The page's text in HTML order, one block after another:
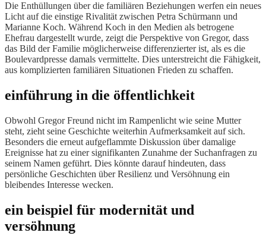
Die Enthüllungen über die familiären Beziehungen werfen ein neues
Licht auf die einstige Rivalität zwischen Petra Schürmann und
Marianne Koch. Während Koch in den Medien als betrogene
Ehefrau dargestellt wurde, zeigt die Perspektive von Gregor, dass
das Bild der Familie möglicherweise differenzierter ist, als es die
Boulevardpresse damals vermittelte. Dies unterstreicht die Fähigkeit,
aus komplizierten familiären Situationen Frieden zu schaffen.
einführung in die öffentlichkeit
Obwohl Gregor Freund nicht im Rampenlicht wie seine Mutter
steht, zieht seine Geschichte weiterhin Aufmerksamkeit auf sich.
Besonders die erneut aufgeflammte Diskussion über damalige
Ereignisse hat zu einer signifikanten Zunahme der Suchanfragen zu
seinem Namen geführt. Dies könnte darauf hindeuten, dass
persönliche Geschichten über Resilienz und Versöhnung ein
bleibendes Interesse wecken.
ein beispiel für modernität und
versöhnung